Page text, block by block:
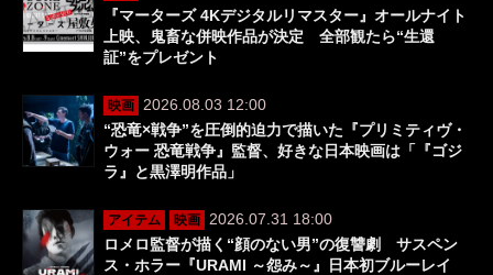
『マーターズ 4Kデジタルリマスター』オールナイト
上映、鬼畜な併映作品が決定 全部観たら“生還
証”をプレゼント
映画
2026.08.03 12:00
“恐竜×戦争”を圧倒的迫力で描いた『プリミティヴ・
ウォー 恐竜戦争』監督、好きな日本映画は「『ゴジ
ラ』と黒澤明作品」
アイテム 映画
2026.07.31 18:00
ロメロ監督が描く“顔のない男”の復讐劇 サスペン
ス・ホラー『URAMI ～怨み～』日本初ブルーレイ